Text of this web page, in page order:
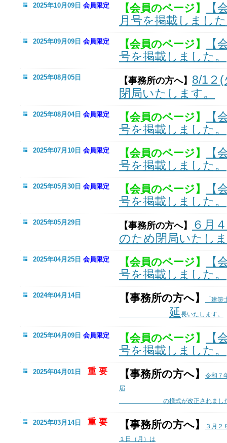
2025年10月09日 会員限定 【会員のページ】
【
月号を掲載しまし
2025年09月09日 会員限定 【会員のページ】
【
号を掲載しました。
2025年08月05日 【事務所の方へ】 8/1２
閉局いたします。
2025年08月04日 会員限定 【会員のページ】
【
号を掲載しました。
2025年07月10日 会員限定 【会員のページ】
【
号を掲載しました。
2025年05月30日 会員限定 【会員のページ】
【
号を掲載しました。
2025年05月29日 【事務所の方へ】
６月
のため閉局いたし
2025年04月25日 会員限定 【会員のページ】
【
号を掲載しました。
2024年04月14日 【事務所の方へ】 「建
延長いたします。
2025年04月09日 会員限定 【会員のページ】
【
号を掲載しました。
2025年04月01日 重 要 【事務所の方へ】
令和７
届
の様式が改正されまし
2025年03月14日 重 要 【事務所の方へ】
３月２
１日（月）は